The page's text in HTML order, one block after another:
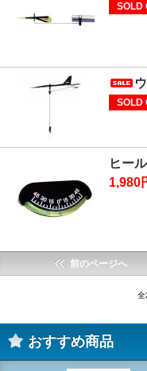
SOLD
SOLD
ヒー
1,980
前のページへ
全
おすすめ商品